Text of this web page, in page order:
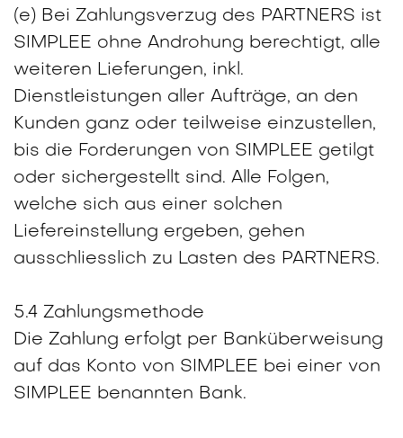
(e) Bei Zahlungsverzug des PARTNERS ist
SIMPLEE ohne Androhung berechtigt, alle
weiteren Lieferungen, inkl.
Dienstleistungen aller Aufträge, an den
Kunden ganz oder teilweise einzustellen,
bis die Forderungen von SIMPLEE getilgt
oder sichergestellt sind. Alle Folgen,
welche sich aus einer solchen
Liefereinstellung ergeben, gehen
ausschliesslich zu Lasten des PARTNERS.
5.4 Zahlungsmethode
Die Zahlung erfolgt per Banküberweisung
auf das Konto von SIMPLEE bei einer von
SIMPLEE benannten Bank.